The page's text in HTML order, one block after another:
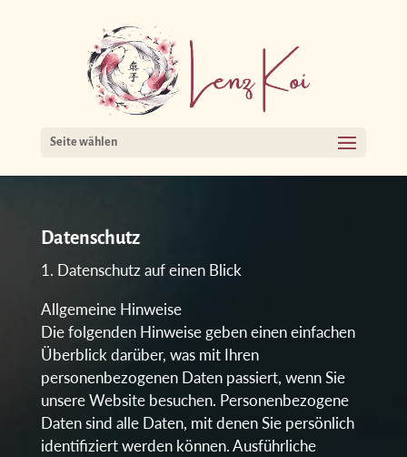
Seite wählen
Datenschutz
Datenschutz auf einen Blick
Allgemeine Hinweise
Die folgenden Hinweise geben einen einfachen
Überblick darüber, was mit Ihren
personenbezogenen Daten passiert, wenn Sie
unsere Website besuchen. Personenbezogene
Daten sind alle Daten, mit denen Sie persönlich
identifiziert werden können. Ausführliche